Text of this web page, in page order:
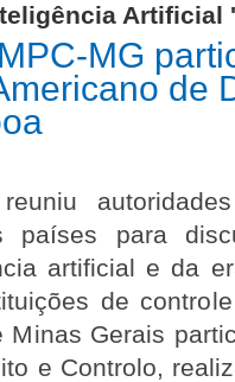
Artificial
MG
de
países para
artificial e da
de
Gerais
e Controlo,